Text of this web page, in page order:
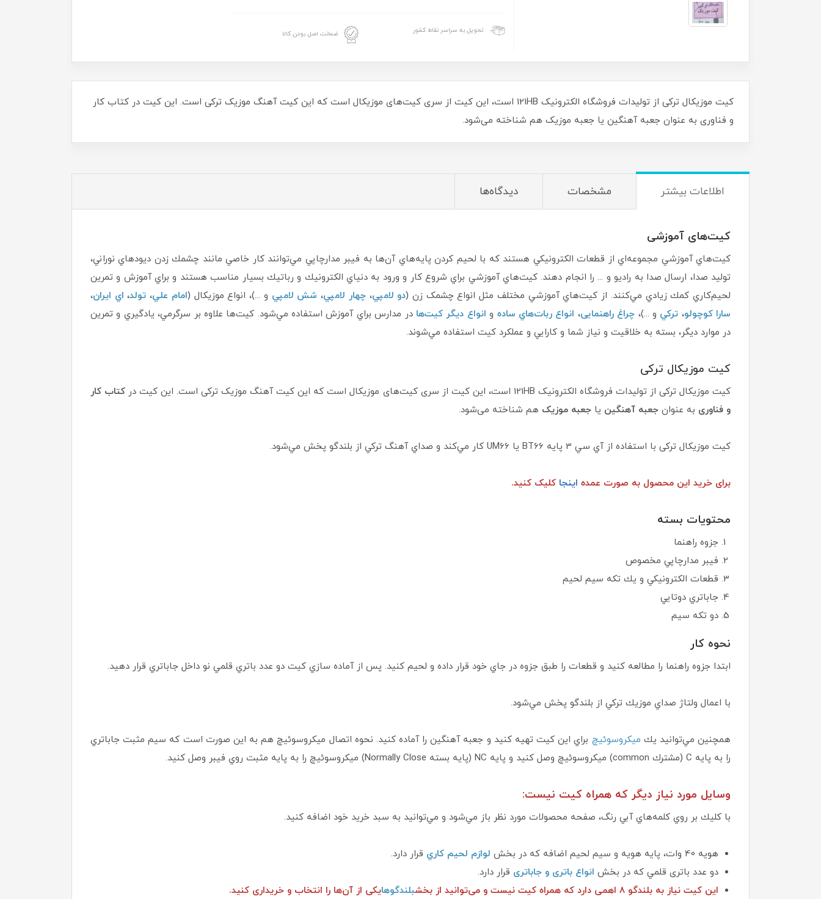
تحویل به سراسر نقاط کشور ضمانت اصل بودن کالا
کیت موزیکال ترکی از تولیدات فروشگاه الکترونیک 121HB است، این کیت از سری کیت‌های موزیکال است که این کیت آهنگ موزیک ترکی است. این کیت در کتاب کار
و فناوری به عنوان جعبه آهنگین یا جعبه موزیک هم شناخته می‌شود.
اطلاعات بیشتر مشخصات دیدگاه‌ها
کیت‌های آموزشی
كيت‌هاي آموزشي مجموعه‌اي از قطعات الكترونيكي هستند كه با لحيم كردن پايه‌هاي آن‌ها به فيبر مدارچاپي ‌مي‌توانند كار خاصي مانند چشمك‌ زدن ديودهاي نوراني،
توليد صدا، ارسال صدا به راديو و ... را انجام دهند. كيت‌هاي آموزشي براي شروع كار و ورود به دنياي الكترونيك و رباتيك بسيار مناسب هستند و براي آموزش و تمرين
لحيم‌كاري كمك زيادي مي‌كنند. از كيت‌هاي آموزشي مختلف مثل انواع چشمک زن (دو لامپي،چهار لامپي، شش لامپي و ...)، انواع موزيكال (امام علي، تولد، اي ايران،
سارا كوچولو، تركي و ...)، چراغ راهنمایی، انواع ربات‌هاي ساده و انواع ديگر كيت‌ها در مدارس براي آموزش استفاده مي‌شود. كيت‌ها علاوه بر سرگرمي، يادگيري و تمرين
در موارد ديگر، بسته به خلاقيت و نياز شما و كارايي و عملكرد كيت استفاده مي‌شوند.
کیت موزیکال ترکی
کیت موزیکال ترکی از تولیدات فروشگاه الکترونیک 121HB است، این کیت از سری کیت‌های موزیکال است که این کیت آهنگ موزیک ترکی است. این کیت در
کتاب کار
و فناوری به عنوان جعبه آهنگین یا جعبه موزیک هم شناخته می‌شود.
کیت موزیکال ترکی با استفاده از آي سي 3 پايه BT66 يا UM66 كار مي‌كند و صداي آهنگ تركي از بلندگو پخش مي‌شود.
برای خرید این محصول به صورت عمده اینجا کلیک کنید.
محتويات بسته
جزوه راهنما
فيبر مدارچاپي مخصوص
قطعات الكترونيكي و يك تكه سيم‌ لحيم
جاباتري دوتايي
دو تكه سيم
نحوه كار
ابتدا جزوه راهنما را مطالعه كنيد و قطعات را طبق جزوه در جاي خود قرار داده و لحيم كنيد. پس از آماده سازي كيت دو عدد باتري قلمي نو داخل جاباتري قرار دهيد.
با اعمال ولتاژ صداي موزيك تركي از بلندگو پخش مي‌شود.
همچنين مي‌توانيد يك ميكروسوئيچ براي اين كيت تهيه كنيد و جعبه آهنگين را آماده كنيد. نحوه اتصال ميكروسوئيچ هم به اين صورت است كه سيم مثبت جاباتري
را به پايه C (مشترك common) ميكروسوئيچ وصل كنيد و پايه NC (پايه بسته Normally Close) ميكروسوئيچ را به پايه مثبت روي فيبر وصل كنيد.
وسايل مورد نياز ديگر كه همراه كيت نيست:
با كليك بر روي كلمه‌هاي آبي رنگ، صفحه محصولات مورد نظر باز مي‌شود و مي‌توانيد به سبد خريد خود اضافه كنيد.
هويه 40 وات، پايه هويه و سيم لحيم اضافه كه در بخش لوازم لحيم كاري قرار دارد.
دو عدد باتری قلمي که در بخش انواع باتری و جاباتری قرار دارد.
این کیت نیاز به بلندگو 8 اهمی دارد که همراه کیت نیست و می‌توانید از بخش
بلندگوهایکی از آن‌ها را انتخاب و خریداری کنید.